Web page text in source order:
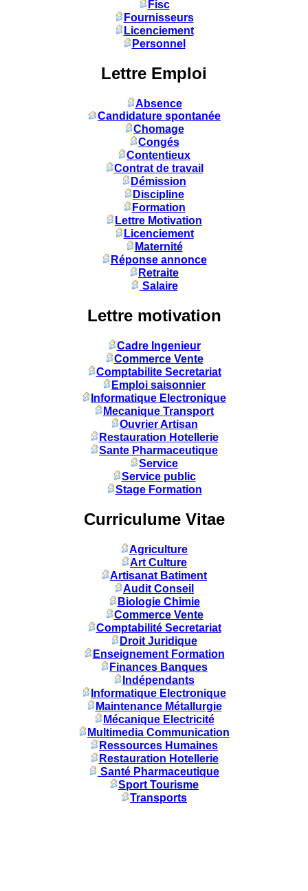
Fisc
Fournisseurs
Licenciement
Personnel
Lettre Emploi
Absence
Candidature spontanée
Chomage
Congés
Contentieux
Contrat de travail
Démission
Discipline
Formation
Lettre Motivation
Licenciement
Maternité
Réponse annonce
Retraite
Salaire
Lettre motivation
Cadre Ingenieur
Commerce Vente
Comptabilite Secretariat
Emploi saisonnier
Informatique Electronique
Mecanique Transport
Ouvrier Artisan
Restauration Hotellerie
Sante Pharmaceutique
Service
Service public
Stage Formation
Curriculume Vitae
Agriculture
Art Culture
Artisanat Batiment
Audit Conseil
Biologie Chimie
Commerce Vente
Comptabilité Secretariat
Droit Juridique
Enseignement Formation
Finances Banques
Indépendants
Informatique Electronique
Maintenance Métallurgie
Mécanique Electricité
Multimedia Communication
Ressources Humaines
Restauration Hotellerie
Santé Pharmaceutique
Sport Tourisme
Transports